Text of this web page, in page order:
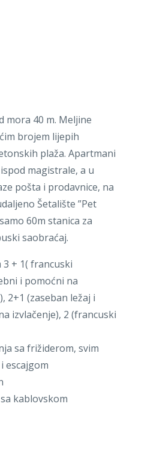
mora 40 m. Meljine
brojem lijepih
plaža. Apartmani
magistrale, a u
pošta i prodavnice, na
Šetalište ”Pet
60m stanica za
saobraćaj.
+ 1( francuski
i pomoćni na
2+1 (zaseban ležaj i
izvlačenje), 2 (francuski
sa frižiderom, svim
escajgom
kablovskom